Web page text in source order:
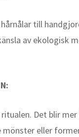
till
av ekologisk
Det blir
eller